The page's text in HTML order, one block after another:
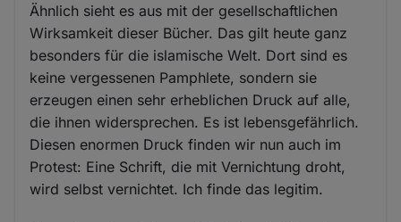
Ähnlich sieht es aus mit der gesellschaftlichen
Wirksamkeit dieser Bücher. Das gilt heute ganz
besonders für die islamische Welt. Dort sind es
keine vergessenen Pamphlete, sondern sie
erzeugen einen sehr erheblichen Druck auf alle,
die ihnen widersprechen. Es ist lebensgefährlich.
Diesen enormen Druck finden wir nun auch im
Protest: Eine Schrift, die mit Vernichtung droht,
wird selbst vernichtet. Ich finde das legitim.